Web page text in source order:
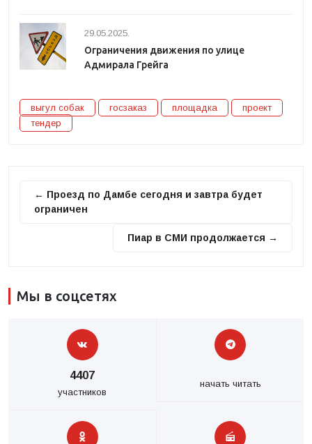
29.05.2025.
Ограничения движения по улице
Адмирала Грейга
выгул собак госзаказ площадка
проект
тендер
← Проезд по Дамбе сегодня и завтра будет
ограничен
Пиар в СМИ продолжается →
Мы в соцсетях
4407
участников
начать читать